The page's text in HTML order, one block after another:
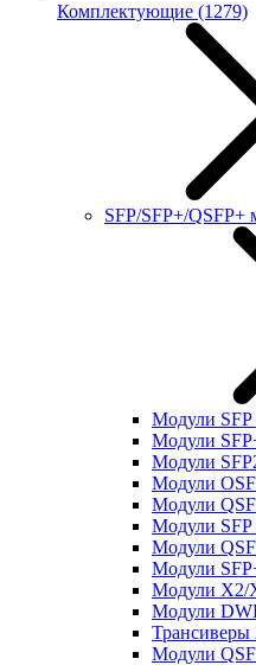
Комплектующие (1279)
SFP/SFP+/QSFP+
Модули SFP
Модули
Модули
Модули
Модули
Модули
Модули
Модули
Модули X2/
Модули
Трансиверы
Модули